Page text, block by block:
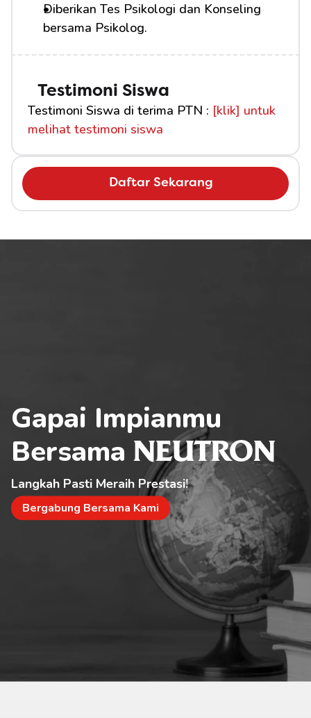
Daftar Sekarang
Diberikan Tes Psikologi dan Konseling
bersama Psikolog.
Testimoni Siswa
Testimoni Siswa di terima PTN : [klik] untuk
melihat testimoni siswa
Gapai Impianmu
Bersama NEUTRON
Langkah Pasti Meraih Prestasi!
Bergabung Bersama Kami